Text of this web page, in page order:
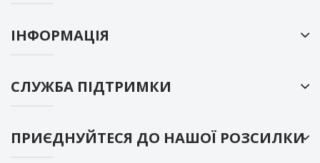
ІНФОРМАЦІЯ
СЛУЖБА ПІДТРИМКИ
ПРИЄДНУЙТЕСЯ ДО НАШОЇ РОЗСИЛКИ